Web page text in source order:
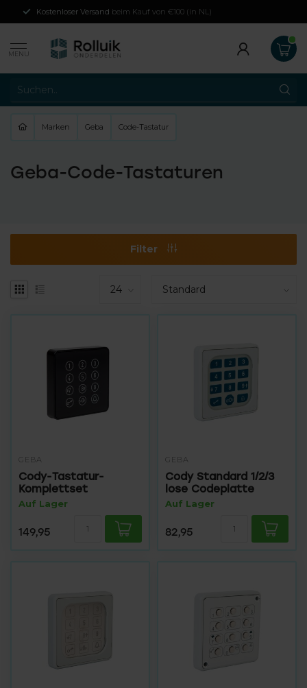
Kostenloser Versand beim Kauf von €100 (in NL)
MENU
Marken Geba Code-Tastatur
Geba-Code-Tastaturen
Filter
GEBA
Cody-Tastatur-
Komplettset
Auf Lager
149,95
GEBA
Cody Standard 1/2/3
lose Codeplatte
Auf Lager
82,95